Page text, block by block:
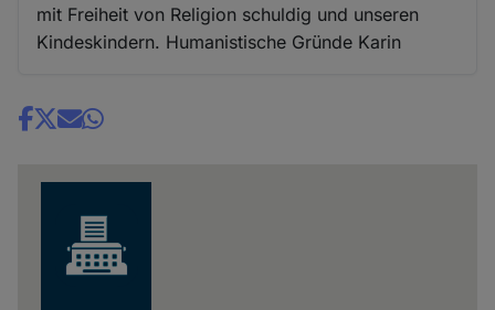
mit Freiheit von Religion schuldig und unseren
Kindeskindern. Humanistische Gründe Karin
Share